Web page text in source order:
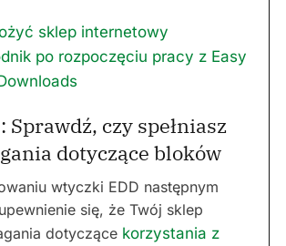
sklep internetowy
po rozpoczęciu pracy z Easy
Sprawdź, czy spełniasz
dotyczące bloków
wtyczki EDD następnym
się, że Twój sklep
dotyczące korzystania z